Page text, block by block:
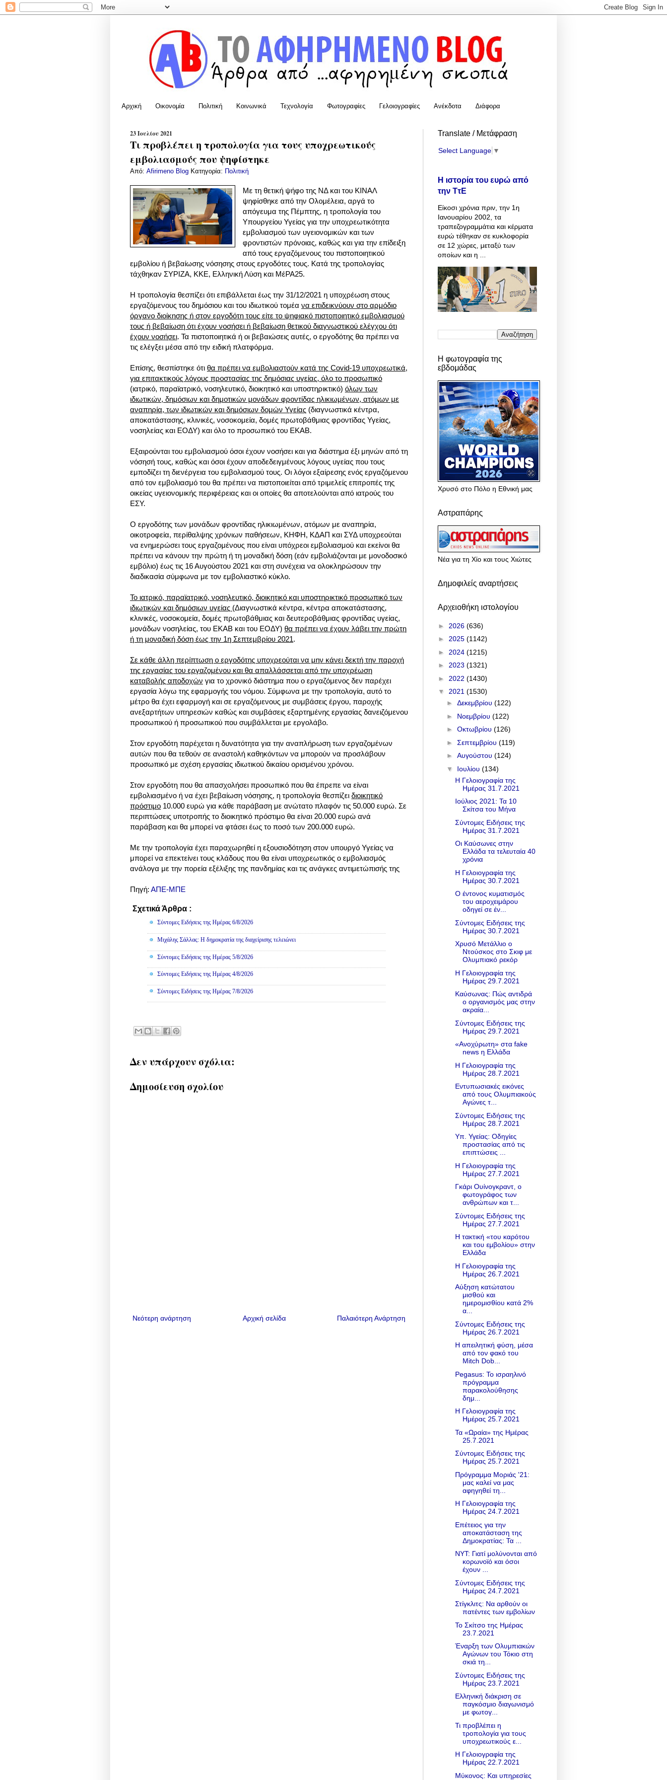
Αρχική Οικονομία Πολιτική Κοινωνικά Τεχνολογία Φωτογραφίες Γελοιογραφίες Ανέκδοτα Διάφορα
23 Ιουλίου 2021
Τι προβλέπει η τροπολογία για τους υποχρεωτικούς
εμβολιασμούς που ψηφίστηκε
Από: Afirimeno Blog Κατηγορία: Πολιτική
Με τη θετική ψήφο της ΝΔ και του ΚΙΝΑΛ
ψηφίσθηκε από την Ολομέλεια, αργά το
απόγευμα της Πέμπτης, η τροπολογία του
Υπουργείου Υγείας για την υποχρεωτικότητα
εμβολιασμού των υγειονομικών και των
φροντιστών πρόνοιας, καθώς και για τηνεπίδειξη
από τους εργαζόμενους του πιστοποιητικού
εμβολίου ή βεβαίωσης νόσησης στους εργοδότες τους. Κατά της τροπολογίας
τάχθηκαν ΣΥΡΙΖΑ, ΚΚΕ, Ελληνική Λύση και ΜέΡΑ25.
Η τροπολογία θεσπίζει ότι επιβάλλεται έως την 31/12/2021 η υποχρέωση στους
εργαζόμενους του δημόσιου και του ιδιωτικού τομέα να επιδεικνύουν στο αρμόδιο
όργανο διοίκησης ή στον εργοδότη τους είτε το ψηφιακό πιστοποιητικό εμβολιασμού
τους ή βεβαίωση ότι έχουν νοσήσει ή βεβαίωση θετικού διαγνωστικού ελέγχου ότι
έχουν νοσήσει. Τα πιστοποιητικά ή οι βεβαιώσεις αυτές, ο εργοδότης θα πρέπει να
τις ελέγξει μέσα από την ειδική πλατφόρμα.
Επίσης, θεσπίστηκε ότι θα πρέπει να εμβολιαστούν κατά της Covid-19 υποχρεωτικά,
για επιτακτικούς λόγους προστασίας της δημόσιας υγείας, όλο το προσωπικό
(ιατρικό, παραϊατρικό, νοσηλευτικό, διοικητικό και υποστηρικτικό) όλων των
ιδιωτικών, δημόσιων και δημοτικών μονάδων φροντίδας ηλικιωμένων, ατόμων με
αναπηρία, των ιδιωτικών και δημόσιων δομών Υγείας (διαγνωστικά κέντρα,
αποκατάστασης, κλινικές, νοσοκομεία, δομές πρωτοβάθμιας φροντίδας Υγείας,
νοσηλείας και ΕΟΔΥ) και όλο το προσωπικό του ΕΚΑΒ.
Εξαιρούνται του εμβολιασμού όσοι έχουν νοσήσει και για διάστημα έξι μηνών από τη
νόσησή τους, καθώς και όσοι έχουν αποδεδειγμένους λόγους υγείας που τους
εμποδίζει τη διενέργεια του εμβολιασμού τους. Οι λόγοι εξαίρεσης ενός εργαζόμενου
από τον εμβολιασμό του θα πρέπει να πιστοποιείται από τριμελείς επιτροπές της
οικείας υγειονομικής περιφέρειας και οι οποίες θα αποτελούνται από ιατρούς του
ΕΣΥ.
Ο εργοδότης των μονάδων φροντίδας ηλικιωμένων, ατόμων με αναπηρία,
οικοτροφεία, περίθαλψης χρόνιων παθήσεων, ΚΗΦΗ, ΚΔΑΠ και ΣΥΔ υποχρεούται
να ενημερώσει τους εργαζομένους που είναι υπόχρεοι εμβολιασμού και εκείνοι θα
πρέπει να κάνουν την πρώτη ή τη μοναδική δόση (εάν εμβολιάζονται με μονοδοσικό
εμβόλιο) έως τις 16 Αυγούστου 2021 και στη συνέχεια να ολοκληρώσουν την
διαδικασία σύμφωνα με τον εμβολιαστικό κύκλο.
Το ιατρικό, παραϊατρικό, νοσηλευτικό, διοικητικό και υποστηρικτικό προσωπικό των
ιδιωτικών και δημόσιων υγείας (Διαγνωστικά κέντρα, κέντρα αποκατάστασης,
κλινικές, νοσοκομεία, δομές πρωτοβάθμιας και δευτεροβάθμιας φροντίδας υγείας,
μονάδων νοσηλείας, του ΕΚΑΒ και του ΕΟΔΥ) θα πρέπει να έχουν λάβει την πρώτη
ή τη μοναδική δόση έως την 1η Σεπτεμβρίου 2021.
Σε κάθε άλλη περίπτωση ο εργοδότης υποχρεούται να μην κάνει δεκτή την παροχή
της εργασίας του εργαζομένου και θα απαλλάσσεται από την υποχρέωση
καταβολής αποδοχών για το χρονικό διάστημα που ο εργαζόμενος δεν παρέχει
εργασία λόγω της εφαρμογής του νόμου. Σύμφωνα με την τροπολογία, αυτό το
μέτρο θα έχει εφαρμογή και σε εργαζόμενους με συμβάσεις έργου, παροχής
ανεξαρτήτων υπηρεσιών καθώς και συμβάσεις εξαρτημένης εργασίας δανειζόμενου
προσωπικού ή προσωπικού που συμβάλλεται με εργολάβο.
Στον εργοδότη παρέχεται η δυνατότητα για την αναπλήρωση των εργαζομένων
αυτών που θα τεθούν σε αναστολή καθηκόντων να μπορούν να προσλάβουν
προσωπικό με σχέση εργασίας ιδιωτικού δικαίου ορισμένου χρόνου.
Στον εργοδότη που θα απασχολήσει προσωπικό που θα έπρεπε να είναι
εμβολιασμένο ή να έχει βεβαίωση νόσησης, η τροπολογία θεσπίζει διοικητικό
πρόστιμο 10.000 ευρώ για κάθε παράβαση με ανώτατο πλαφόν τις 50.000 ευρώ. Σε
περιπτώσεις υποτροπής το διοικητικό πρόστιμο θα είναι 20.000 ευρώ ανά
παράβαση και θα μπορεί να φτάσει έως το ποσό των 200.000 ευρώ.
Με την τροπολογία έχει παραχωρηθεί η εξουσιοδότηση στον υπουργό Υγείας να
μπορεί να επεκτείνει τους κλάδους που θα είναι υποχρεωτικός ο εμβολιασμός
ανάλογα με την πορεία εξέλιξης της πανδημίας και τις ανάγκες αντιμετώπισής της
Πηγή: ΑΠΕ-ΜΠΕ
Σχετικά Άρθρα :
Σύντομες Ειδήσεις της Ημέρας 6/8/2026
Μιχάλης Σάλλας: Η δημοκρατία της διαχείρισης τελειώνει
Σύντομες Ειδήσεις της Ημέρας 5/8/2026
Σύντομες Ειδήσεις της Ημέρας 4/8/2026
Σύντομες Ειδήσεις της Ημέρας 7/8/2026
Δεν υπάρχουν σχόλια:
Δημοσίευση σχολίου
Νεότερη ανάρτηση Παλαιότερη Ανάρτηση
Αρχική σελίδα
Translate / Μετάφραση
Select Language ▼
Η ιστορία του ευρώ από
την ΤτΕ
Είκοσι χρόνια πριν, την 1η
Ιανουαρίου 2002, τα
τραπεζογραμμάτια και κέρματα
ευρώ τέθηκαν σε κυκλοφορία
σε 12 χώρες, μεταξύ των
οποίων και η ...
Η φωτογραφία της
εβδομάδας
Χρυσό στο Πόλο η Εθνική μας
Αστραπάρης
Νέα για τη Χίο και τους Χιώτες
Δημοφιλείς αναρτήσεις
Αρχειοθήκη ιστολογίου
► 2026 (636)
► 2025 (1142)
► 2024 (1215)
► 2023 (1321)
► 2022 (1430)
▼ 2021 (1530)
► Δεκεμβρίου (122)
► Νοεμβρίου (122)
► Οκτωβρίου (126)
► Σεπτεμβρίου (119)
► Αυγούστου (124)
▼ Ιουλίου (134)
Η Γελοιογραφία της
Ημέρας 31.7.2021
Ιούλιος 2021: Τα 10
Σκίτσα του Μήνα
Σύντομες Ειδήσεις της
Ημέρας 31.7.2021
Οι Καύσωνες στην
Ελλάδα τα τελευταία 40
χρόνια
Η Γελοιογραφία της
Ημέρας 30.7.2021
Ο έντονος κυματισμός
του αεροχειμάρου
οδηγεί σε έν...
Σύντομες Ειδήσεις της
Ημέρας 30.7.2021
Χρυσό Μετάλλιο ο
Ντούσκος στο Σκιφ με
Ολυμπιακό ρεκόρ
Η Γελοιογραφία της
Ημέρας 29.7.2021
Καύσωνας: Πώς αντιδρά
ο οργανισμός μας στην
ακραία...
Σύντομες Ειδήσεις της
Ημέρας 29.7.2021
«Ανοχύρωτη» στα fake
news η Ελλάδα
Η Γελοιογραφία της
Ημέρας 28.7.2021
Εντυπωσιακές εικόνες
από τους Ολυμπιακούς
Αγώνες τ...
Σύντομες Ειδήσεις της
Ημέρας 28.7.2021
Υπ. Υγείας: Οδηγίες
προστασίας από τις
επιπτώσεις ...
Η Γελοιογραφία της
Ημέρας 27.7.2021
Γκάρι Ουίνογκραντ, ο
φωτογράφος των
ανθρώπων και τ...
Σύντομες Ειδήσεις της
Ημέρας 27.7.2021
Η τακτική «του καρότου
και του εμβολίου» στην
Eλλάδα
Η Γελοιογραφία της
Ημέρας 26.7.2021
Αύξηση κατώτατου
μισθού και
ημερομισθίου κατά 2%
α...
Σύντομες Ειδήσεις της
Ημέρας 26.7.2021
Η απειλητική φύση, μέσα
από τον φακό του
Mitch Dob...
Pegasus: Το ισραηλινό
πρόγραμμα
παρακολούθησης
δημ...
Η Γελοιογραφία της
Ημέρας 25.7.2021
Τα «Ωραία» της Ημέρας
25.7.2021
Σύντομες Ειδήσεις της
Ημέρας 25.7.2021
Πρόγραμμα Μοριάς '21:
μας καλεί να μας
αφηγηθεί τη...
Η Γελοιογραφία της
Ημέρας 24.7.2021
Επέτειος για την
αποκατάσταση της
Δημοκρατίας: Τα ...
ΝΥΤ: Γιατί μολύνονται από
κορωνοϊό και όσοι
έχουν ...
Σύντομες Ειδήσεις της
Ημέρας 24.7.2021
Στίγκλιτς: Να αρθούν οι
πατέντες των εμβολίων
Το Σκίτσο της Ημέρας
23.7.2021
Έναρξη των Ολυμπιακών
Αγώνων του Τόκιο στη
σκιά τη...
Σύντομες Ειδήσεις της
Ημέρας 23.7.2021
Ελληνική διάκριση σε
παγκόσμιο διαγωνισμό
με φωτογ...
Τι προβλέπει η
τροπολογία για τους
υποχρεωτικούς ε...
Η Γελοιογραφία της
Ημέρας 22.7.2021
Μύκονος: Και υπηρεσίες